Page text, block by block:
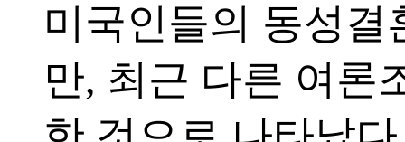
미국인들의 동성
만, 최근 다른 여론